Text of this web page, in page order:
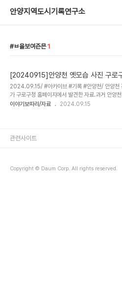
안양지역도시기록연구소
ㅂ을보여즌믄 1
[20240915]안양천 옛모습 사진 구로
다
2024.09.15/ #아카이브 #기록 #안양천/ 안양천
가 구로구청 홈페이지에서 발견한 자료.과거 안양
수록돼 있는데 대부분 행정구역상 현 안양시 관내
옛모습을 보여주는 자료들은 오래전 삭제된 상태다.
이야기보따리/자료 2024.09.15
Copyright © Daum Corp. All rights reserved.
관련사이트